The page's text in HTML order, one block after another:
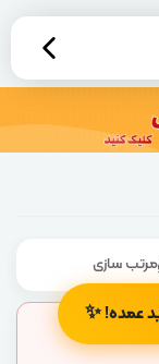
مرتب سازی
✨